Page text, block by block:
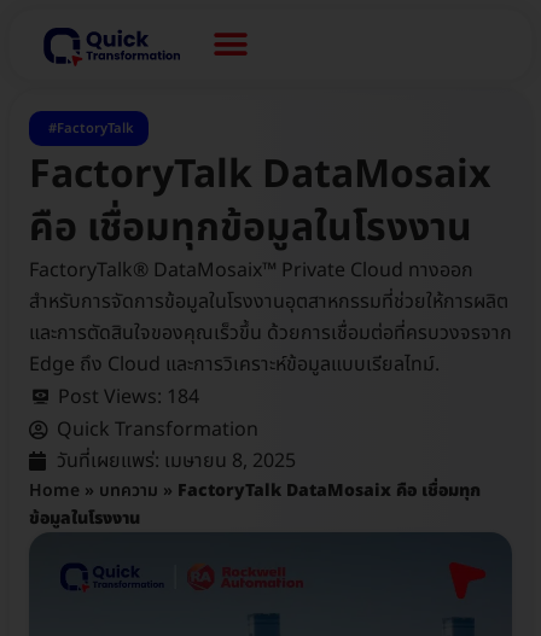
FactoryTalk
FactoryTalk DataMosaix
คือ เชื่อมทุกข้อมูลในโรงงาน
FactoryTalk® DataMosaix™ Private Cloud ทางออก
สำหรับการจัดการข้อมูลในโรงงานอุตสาหกรรมที่ช่วยให้การผลิต
และการตัดสินใจของคุณเร็วขึ้น ด้วยการเชื่อมต่อที่ครบวงจรจาก
Edge ถึง Cloud และการวิเคราะห์ข้อมูลแบบเรียลไทม์.
Post Views: 184
Quick Transformation
วันที่เผยแพร่: เมษายน 8, 2025
Home » บทความ » FactoryTalk DataMosaix คือ เชื่อมทุก
ข้อมูลในโรงงาน